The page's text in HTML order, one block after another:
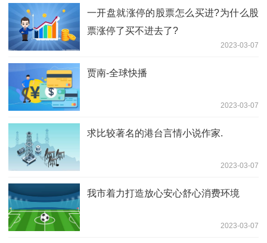
一开盘就涨停的股票怎么买进?为什么股
票涨停了买不进去了?
2023-03-07
贾南-全球快播
2023-03-07
求比较著名的港台言情小说作家.
2023-03-07
我市着力打造放心安心舒心消费环境
2023-03-07